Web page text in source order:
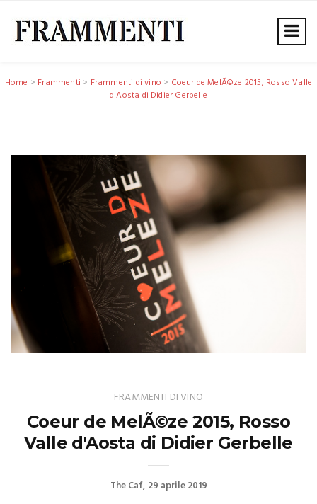
Home > Frammenti > Frammenti di vino > Coeur de MelÃ©ze 2015, Rosso Valle
d'Aosta di Didier Gerbelle
FRAMMENTI DI VINO
Coeur de MelÃ©ze 2015, Rosso
Valle d'Aosta di Didier Gerbelle
The Caf 29 aprile 2019